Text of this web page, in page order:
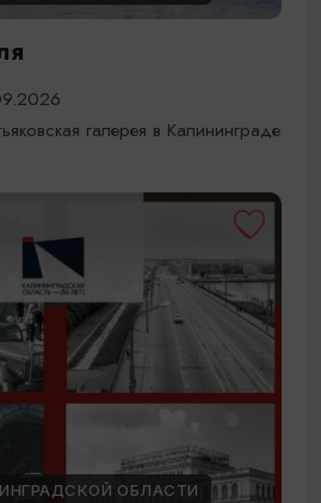
галерея в Калининграде
ОБЛАСТИ